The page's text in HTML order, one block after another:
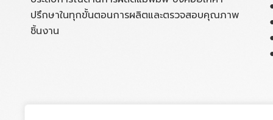
ปรึกษาในทุกขั้นตอนการผลิตและตรวจสอบคุณภาพ
ชิ้นงาน